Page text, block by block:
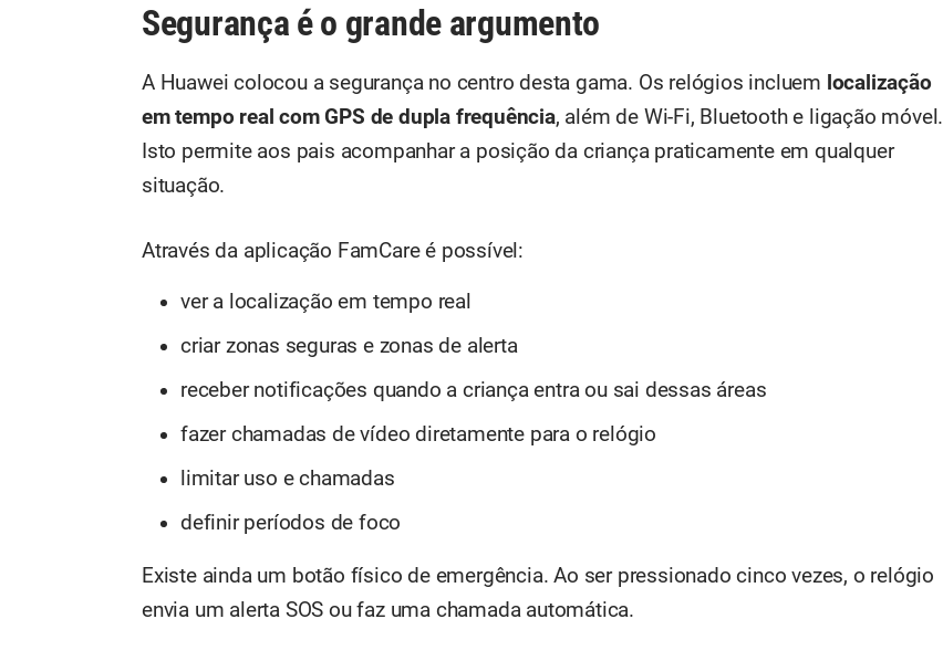
Segurança é o grande argumento
A Huawei colocou a segurança no centro desta gama. Os relógios incluem localização
em tempo real com GPS de dupla frequência, além de Wi-Fi, Bluetooth e ligação móvel.
Isto permite aos pais acompanhar a posição da criança praticamente em qualquer
situação.
Através da aplicação FamCare é possível:
ver a localização em tempo real
criar zonas seguras e zonas de alerta
receber notificações quando a criança entra ou sai dessas áreas
fazer chamadas de vídeo diretamente para o relógio
limitar uso e chamadas
definir períodos de foco
Existe ainda um botão físico de emergência. Ao ser pressionado cinco vezes, o relógio
envia um alerta SOS ou faz uma chamada automática.